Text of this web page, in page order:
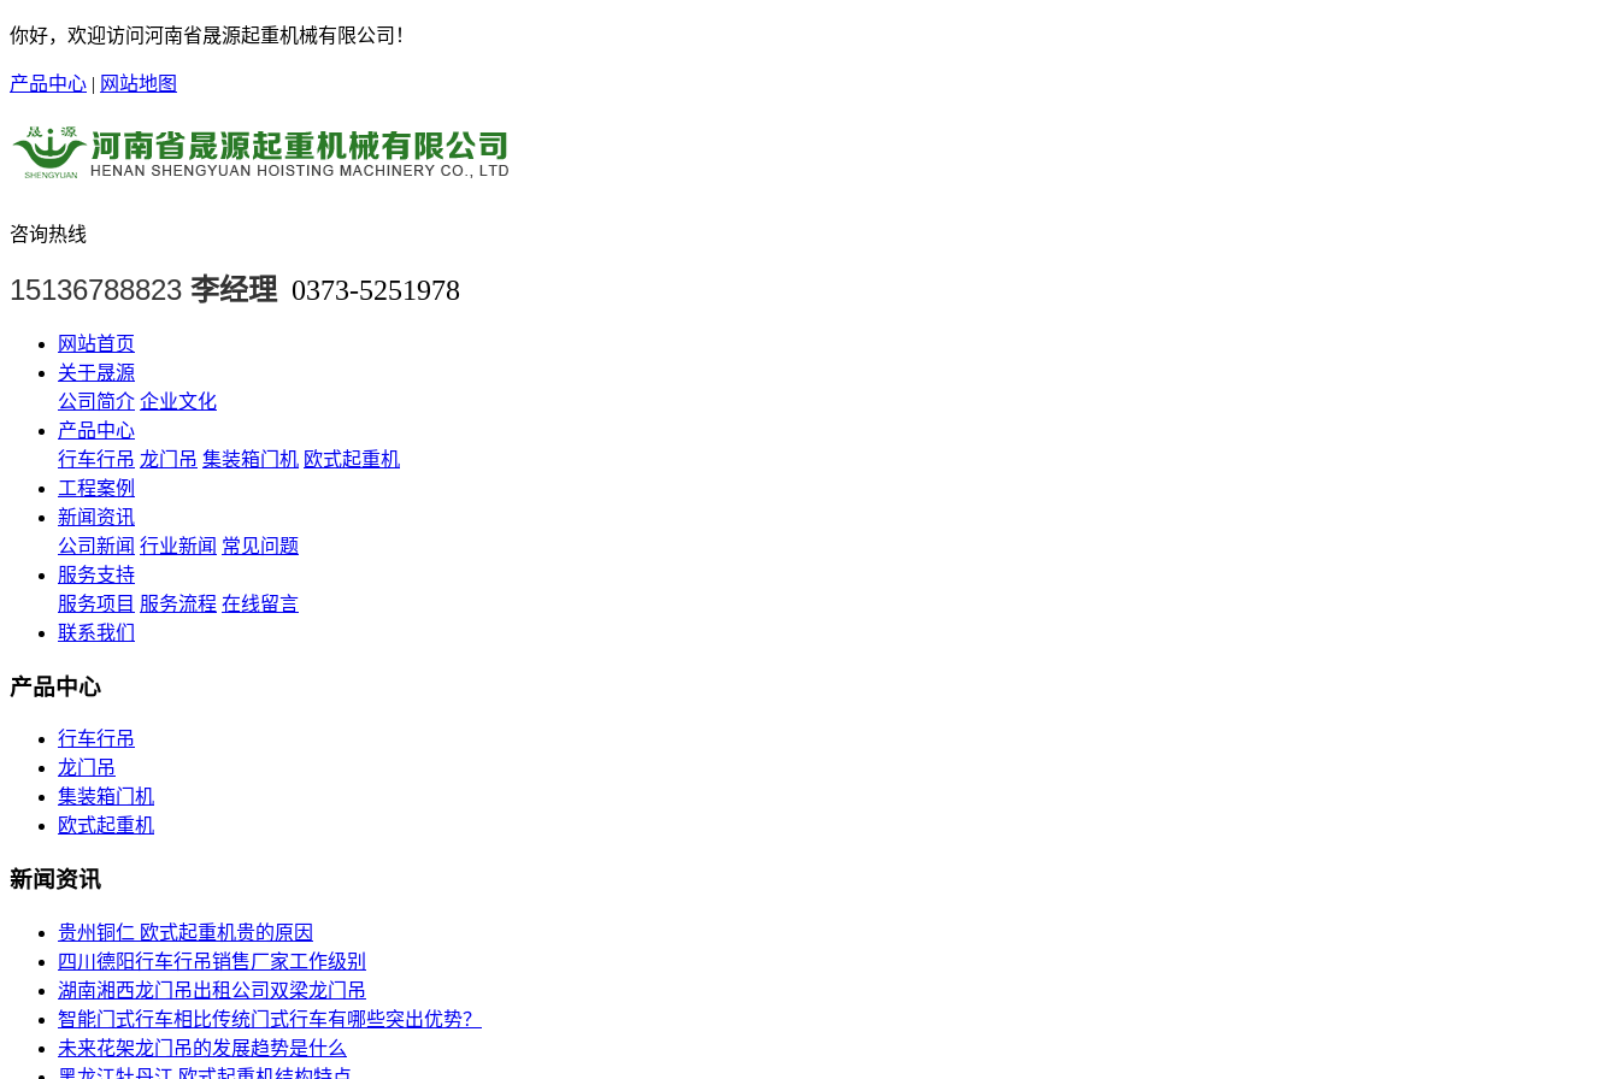
你好，欢迎访问河南省晟源起重机械有限公司！
产品中心 | 网站地图
咨询热线
15136788823 李经理 0373-5251978
网站首页
关于晟源
公司简介 企业文化
产品中心
行车行吊 龙门吊 集装箱门机 欧式起重机
工程案例
新闻资讯
公司新闻 行业新闻 常见问题
服务支持
服务项目 服务流程 在线留言
联系我们
产品中心
行车行吊
龙门吊
集装箱门机
欧式起重机
新闻资讯
贵州铜仁 欧式起重机贵的原因
四川德阳行车行吊销售厂家工作级别
湖南湘西龙门吊出租公司双梁龙门吊
智能门式行车相比传统门式行车有哪些突出优势？
未来花架龙门吊的发展趋势是什么